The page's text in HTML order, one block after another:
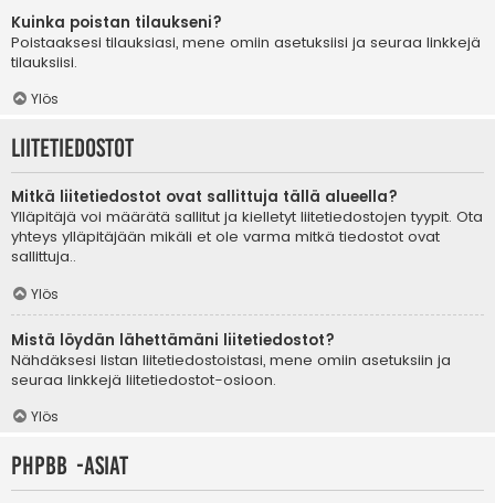
Kuinka poistan tilaukseni?
Poistaaksesi tilauksiasi, mene omiin asetuksiisi ja seuraa linkkejä
tilauksiisi.
Ylös
Liitetiedostot
Mitkä liitetiedostot ovat sallittuja tällä alueella?
Ylläpitäjä voi määrätä sallitut ja kielletyt liitetiedostojen tyypit. Ota
yhteys ylläpitäjään mikäli et ole varma mitkä tiedostot ovat
sallittuja..
Ylös
Mistä löydän lähettämäni liitetiedostot?
Nähdäksesi listan liitetiedostoistasi, mene omiin asetuksiin ja
seuraa linkkejä liitetiedostot-osioon.
Ylös
phpBB -asiat